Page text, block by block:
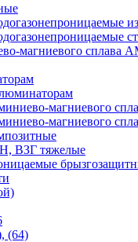
магниевого сплава
магниевого
магниевого
ВЗГ тяжелые
(64)